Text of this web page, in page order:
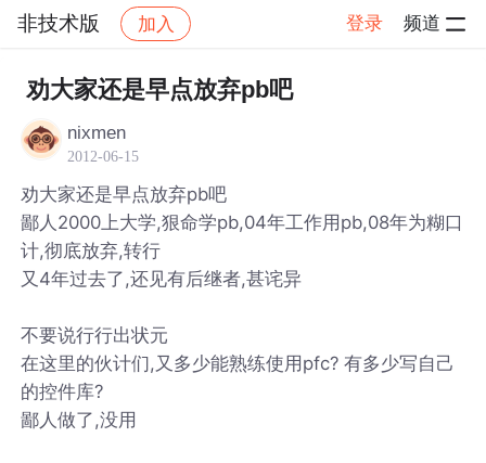
非技术版 加入 登录 频道
社区 非技术版 帖子详情
劝大家还是早点放弃pb吧
nixmen
2012-06-15
劝大家还是早点放弃pb吧
鄙人2000上大学,狠命学pb,04年工作用pb,08年为糊口
计,彻底放弃,转行
又4年过去了,还见有后继者,甚诧异
不要说行行出状元
在这里的伙计们,又多少能熟练使用pfc? 有多少写自己
的控件库?
鄙人做了,没用